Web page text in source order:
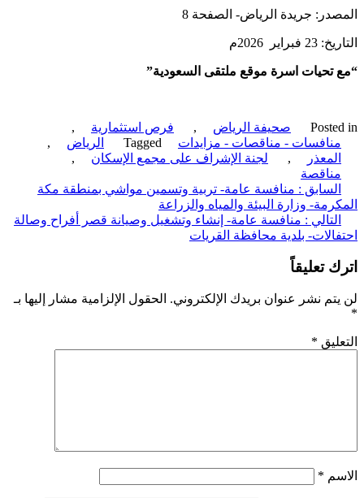
جريدة الرياض- الصفحة 8
2026م
تحيات اسرة موقع ملتقى السعودية”
صحيفة الرياض , فرص استثمارية
,
- مناقصات - مزايدات
Tagged الرياض
,
, لجنة الإشراف على مجمع الإسكان
,
: منافسة عامة- تربية وتسمين مواشي بمنطقة مكة
وزارة البيئة والمياه والزراعة
:منافسة عامة- إنشاء وتشغيل وصيانة قصر أفراح وصالة
بلدية محافظة القريات
تعليقاً
نشر عنوان بريدك الإلكتروني. الحقول الإلزامية مشار إليها بـ
*
*